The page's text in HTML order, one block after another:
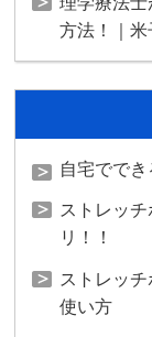
方法！｜
自宅ででき
ストレッ
リ！！
ストレッ
使い方